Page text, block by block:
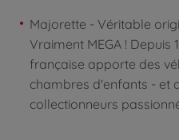
Majorette - Véritable
Vraiment MEGA ! Depuis
française apporte des
chambres d'enfants - et
collectionneurs